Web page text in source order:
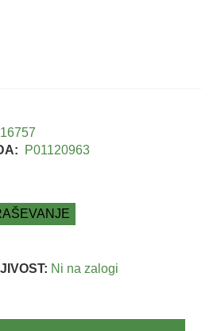
16757
P01120963
Ni na zalogi